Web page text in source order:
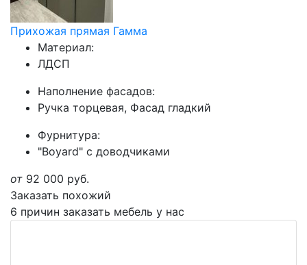
Прихожая прямая Гамма
Материал:
ЛДСП
Наполнение фасадов:
Ручка торцевая, Фасад гладкий
Фурнитура:
"Boyard" с доводчиками
от 92 000 руб.
Заказать похожий
6 причин заказать мебель у нас